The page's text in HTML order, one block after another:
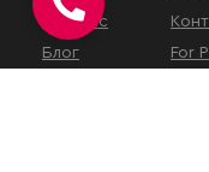
Про нас
Блог
For